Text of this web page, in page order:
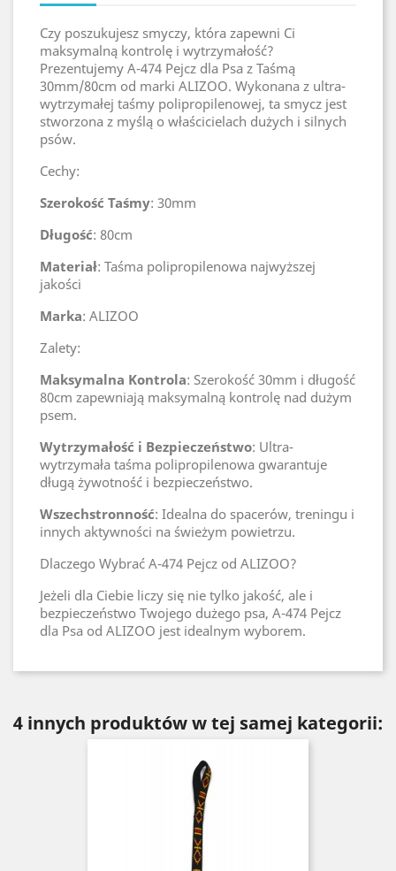
Czy poszukujesz smyczy, która zapewni Ci
maksymalną kontrolę i wytrzymałość?
Prezentujemy A-474 Pejcz dla Psa z Taśmą
30mm/80cm od marki ALIZOO. Wykonana z ultra-
wytrzymałej taśmy polipropilenowej, ta smycz jest
stworzona z myślą o właścicielach dużych i silnych
psów.
Cechy:
Szerokość Taśmy: 30mm
Długość: 80cm
Materiał: Taśma polipropilenowa najwyższej
jakości
Marka: ALIZOO
Zalety:
Maksymalna Kontrola: Szerokość 30mm i długość
80cm zapewniają maksymalną kontrolę nad dużym
psem.
Wytrzymałość i Bezpieczeństwo: Ultra-
wytrzymała taśma polipropilenowa gwarantuje
długą żywotność i bezpieczeństwo.
Wszechstronność: Idealna do spacerów, treningu i
innych aktywności na świeżym powietrzu.
Dlaczego Wybrać A-474 Pejcz od ALIZOO?
Jeżeli dla Ciebie liczy się nie tylko jakość, ale i
bezpieczeństwo Twojego dużego psa, A-474 Pejcz
dla Psa od ALIZOO jest idealnym wyborem.
4 innych produktów w tej samej kategorii: